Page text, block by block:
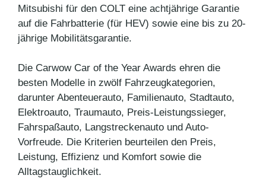
Mitsubishi für den COLT eine achtjährige Garantie
auf die Fahrbatterie (für HEV) sowie eine bis zu 20-
jährige Mobilitätsgarantie.
Die Carwow Car of the Year Awards ehren die
besten Modelle in zwölf Fahrzeugkategorien,
darunter Abenteuerauto, Familienauto, Stadtauto,
Elektroauto, Traumauto, Preis-Leistungssieger,
Fahrspaßauto, Langstreckenauto und Auto-
Vorfreude. Die Kriterien beurteilen den Preis,
Leistung, Effizienz und Komfort sowie die
Alltagstauglichkeit.